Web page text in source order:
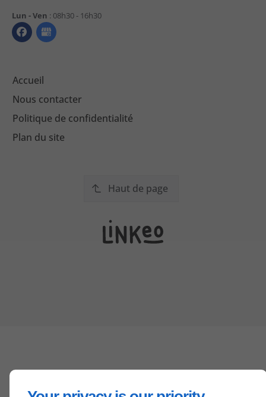
Lun - Ven : 08h30 - 16h30
Accueil
Nous contacter
Politique de confidentialité
Plan du site
Haut de page